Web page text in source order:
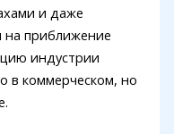
и даже
на приближение
индустрии
в коммерческом, но